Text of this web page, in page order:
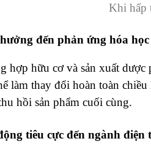
Khi hấp
đến phản ứng hóa
hợp hữu cơ và sản xuất dược
làm thay đổi hoàn toàn
hồi sản phẩm cuối cùng.
tiêu cực đến ngành điện